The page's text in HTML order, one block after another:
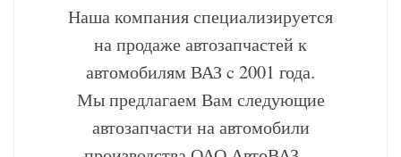
Наша компания специализируется
на продаже автозапчастей к
автомобилям ВАЗ c 2001 года.
Мы предлагаем Вам следующие
автозапчасти на автомобили